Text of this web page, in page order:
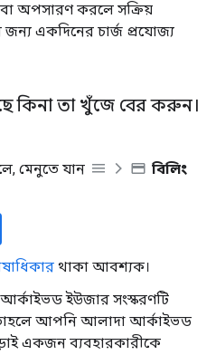
বা অপসারণ করলে সক্রিয়
জন্য একদিনের চার্জ প্রযোজ্য
কিনা তা খুঁজে বের করুন।
মেনুতে যান
বিলিং
থাকা আবশ্যক।
আর্কাইভড ইউজার সংস্করণটি
আপনি আলাদা আর্কাইভড
একজন ব্যবহারকারীকে